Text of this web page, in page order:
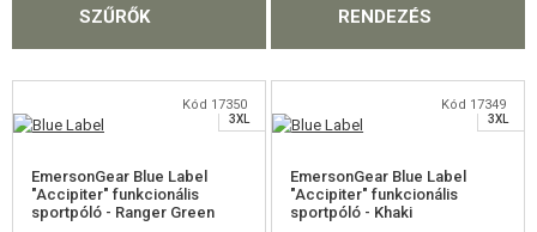
AKKUMULÁTOROK, TÖLTŐK
TÁRAK
SZEMÜVEGEK, MASZKOK
FELSZERELÉS, EGYENRUHA, TOKOK
SZŰRŐK RENDEZÉS
Kód 17350
3XL
EmersonGear Blue Label
"Accipiter" funkcionális
sportpóló - Ranger Green
Kód 17349
3XL
EmersonGear Blue Label
"Accipiter" funkcionális
sportpóló - Khaki